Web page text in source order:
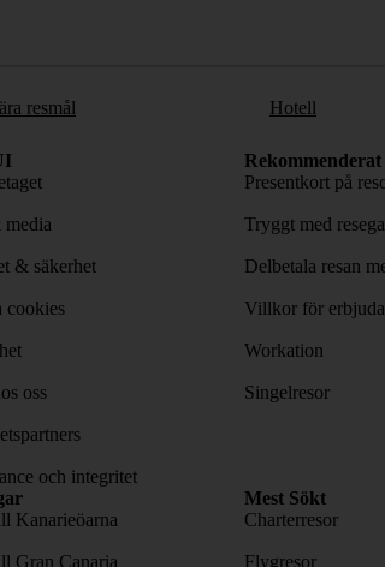
resmål Hotell
media
& säkerhet
cookies
oss
och integritet
Rekommenderat
Presentkort på
Tryggt med
Delbetala resan
Villkor för
Workation
Singelresor
Kanarieöarna
Gran Canaria
Mest Sökt
Charterresor
Flygresor